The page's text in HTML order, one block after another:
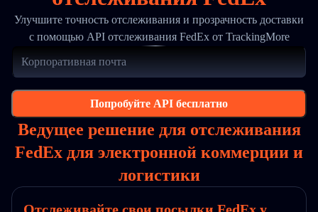
Улучшите точность отслеживания и прозрачность доставки
с помощью API отслеживания FedEx от TrackingMore
Попробуйте API бесплатно
Ведущее решение для отслеживания
FedEx для электронной коммерции и
логистики